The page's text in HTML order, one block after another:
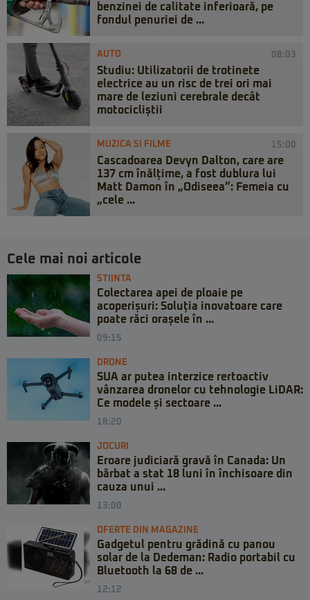
benzinei de calitate inferioară, pe
fondul penuriei de ...
AUTO 08:03
Studiu: Utilizatorii de trotinete
electrice au un risc de trei ori mai
mare de leziuni cerebrale decât
motocicliștii
MUZICA SI FILME 15:00
Cascadoarea Devyn Dalton, care are
137 cm înălțime, a fost dublura lui
Matt Damon în „Odiseea”: Femeia cu
„cele ...
Cele mai noi articole
STIINTA
Colectarea apei de ploaie pe
acoperișuri: Soluția inovatoare care
poate răci orașele în ...
09:15
DRONE
SUA ar putea interzice rertoactiv
vânzarea dronelor cu tehnologie LiDAR:
Ce modele și sectoare ...
18:20
JOCURI
Eroare judiciară gravă în Canada: Un
bărbat a stat 18 luni în închisoare din
cauza unui ...
13:00
OFERTE DIN MAGAZINE
Gadgetul pentru grădină cu panou
solar de la Dedeman: Radio portabil cu
Bluetooth la 68 de ...
12:12